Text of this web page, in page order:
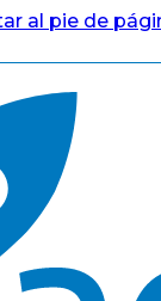
al pie de